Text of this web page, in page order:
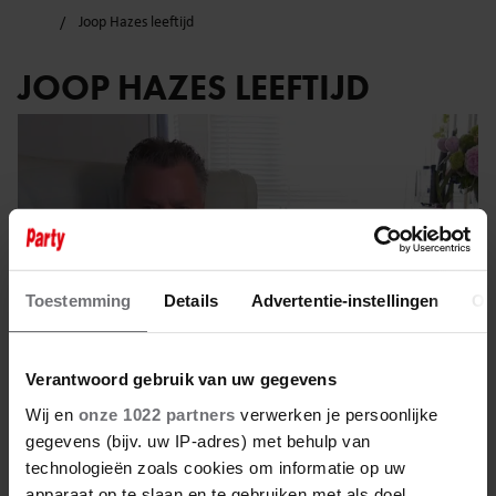
Toestemming Details Advertentie-instellingen
Verantwoord gebruik van uw gegevens
Wij en onze 1022 partners verwerken je persoonlijke
gegevens (bijv. uw IP-adres) met behulp van
technologieën zoals cookies om informatie op uw
Joop Hazes leeftijd
JOOP HAZES LEEFTIJD
20 mei 2023